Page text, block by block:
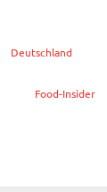
Deutschland
Food-Insider